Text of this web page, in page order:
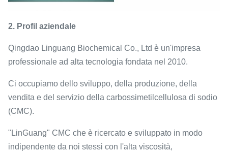
2. Profil aziendale
Qingdao Linguang Biochemical Co., Ltd è un'impresa
professionale ad alta tecnologia fondata nel 2010.
Ci occupiamo dello sviluppo, della produzione, della
vendita e del servizio della carbossimetilcellulosa di sodio
(CMC).
"LinGuang" CMC che è ricercato e sviluppato in modo
indipendente da noi stessi con l'alta viscosità,